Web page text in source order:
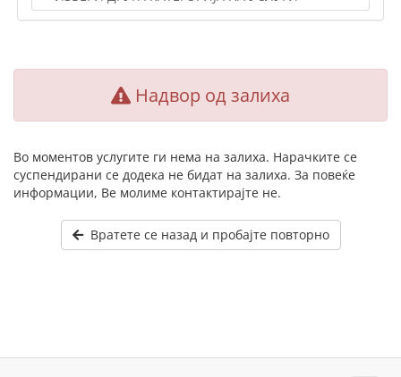
Надвор од залиха
Во моментов услугите ги нема на залиха. Нарачките се
суспендирани се додека не бидат на залиха. За повеќе
информации, Ве молиме контактирајте не.
Вратете се назад и пробајте повторно